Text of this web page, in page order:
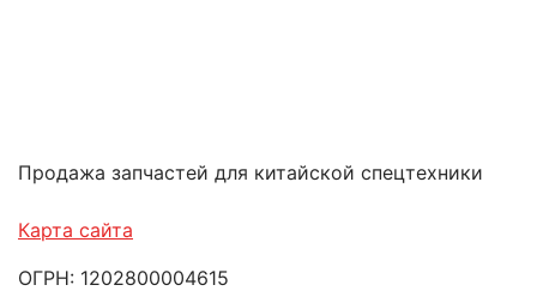
Продажа запчастей для китайской спецтехники
Карта сайта
ОГРН: 1202800004615